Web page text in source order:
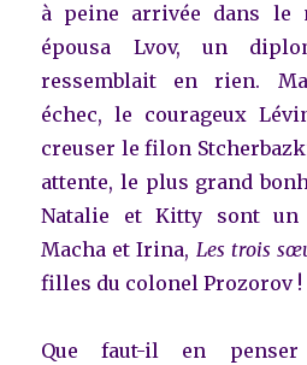
à peine arrivée dans le
épousa Lvov, un
ressemblait en rien.
échec, le courageux
creuser le filon
attente, le plus grand
Natalie et Kitty sont un
Macha et Irina, Les trois
filles du colonel Prozorov !
Que faut-il en